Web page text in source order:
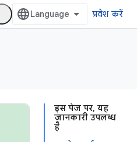
प्रवेश करें
इस पेज पर, यह
जानकारी उपलब्ध
है